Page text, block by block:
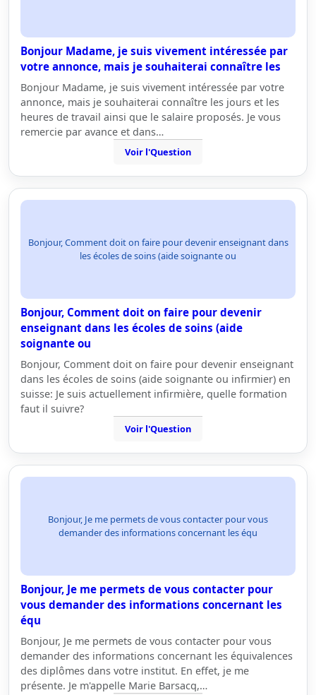
Bonjour Madame, je suis vivement intéressée par
votre annonce, mais je souhaiterai connaître les
Bonjour Madame, je suis vivement intéressée par votre
annonce, mais je souhaiterai connaître les jours et les
heures de travail ainsi que le salaire proposés. Je vous
remercie par avance et dans…
Voir l'Question
Bonjour, Comment doit on faire pour devenir enseignant dans
les écoles de soins (aide soignante ou
Bonjour, Comment doit on faire pour devenir
enseignant dans les écoles de soins (aide
soignante ou
Bonjour, Comment doit on faire pour devenir enseignant
dans les écoles de soins (aide soignante ou infirmier) en
suisse: Je suis actuellement infirmière, quelle formation
faut il suivre?
Voir l'Question
Bonjour, Je me permets de vous contacter pour vous
demander des informations concernant les équ
Bonjour, Je me permets de vous contacter pour
vous demander des informations concernant les
équ
Bonjour, Je me permets de vous contacter pour vous
demander des informations concernant les équivalences
des diplômes dans votre institut. En effet, je me
présente. Je m'appelle Marie Barsacq,…